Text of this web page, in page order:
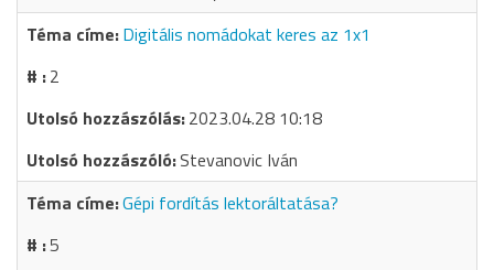
Digitális nomádokat keres az 1x1
2
2023.04.28 10:18
Stevanovic Iván
Gépi fordítás lektoráltatása?
5